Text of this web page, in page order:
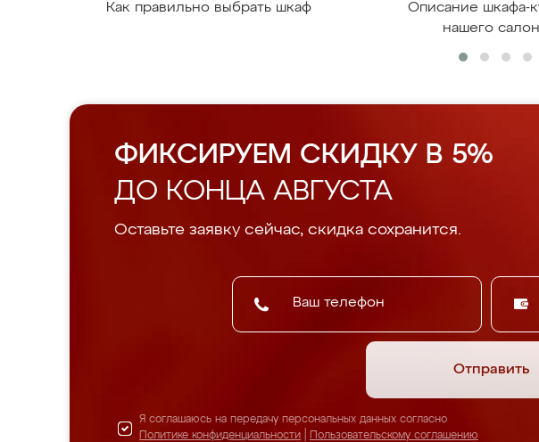
Как правильно выбрать шкаф
Описание шкафа-
нашего
ФИКСИРУЕМ СКИДКУ В 5%
ДО КОНЦА АВГУСТА
Оставьте заявку сейчас, скидка сохранится.
Отправить
Я соглашаюсь на передачу персональных данных согласно
Политике конфиденциальности
Пользовательскому соглашению